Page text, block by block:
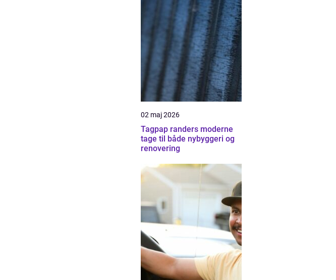
02 maj 2026
Tagpap randers moderne
tage til både nybyggeri og
renovering